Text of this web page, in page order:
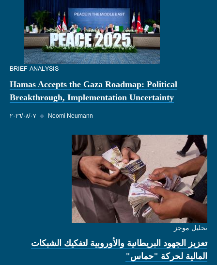
BRIEF ANALYSIS
Hamas Accepts the Gaza Roadmap: Political
Breakthrough, Implementation Uncertainty
٠٧‏/٠٨‏/٢٠٢٦ ◆ Neomi Neumann
تحليل موجز
تعزيز الجهود البريطانية والأوروبية لتفكيك الشبكات
المالية لحركة "حماس"